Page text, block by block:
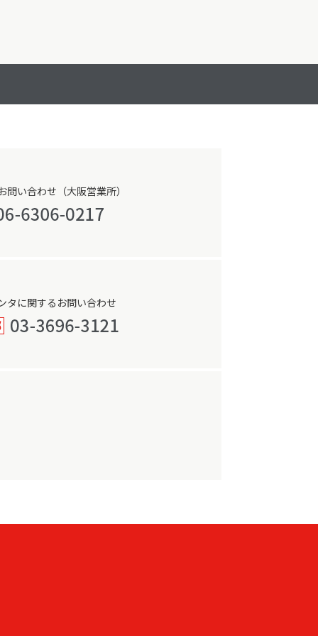
問い合わせ（大阪営業所）
タに関するお問い合わせ